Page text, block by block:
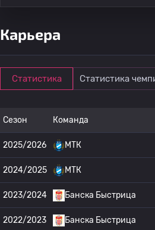
Карьера
Статистика Статистика
Сезон Команда
2025/2026 МТК
2024/2025 МТК
2023/2024 Банска Быстрица
2022/2023 Банска Быстрица